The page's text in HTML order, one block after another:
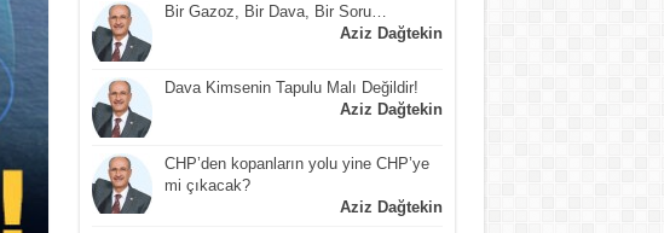
Bir Gazoz, Bir Dava, Bir Soru…
Aziz Dağtekin
Dava Kimsenin Tapulu Malı Değildir!
Aziz Dağtekin
CHP’den kopanların yolu yine CHP’ye
mi çıkacak?
Aziz Dağtekin